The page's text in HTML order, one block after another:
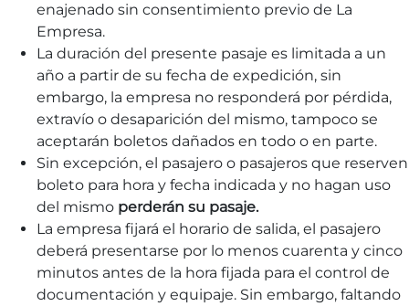
enajenado sin consentimiento previo de La
Empresa.
La duración del presente pasaje es limitada a un
año a partir de su fecha de expedición, sin
embargo, la empresa no responderá por pérdida,
extravío o desaparición del mismo, tampoco se
aceptarán boletos dañados en todo o en parte.
Sin excepción, el pasajero o pasajeros que reserven
boleto para hora y fecha indicada y no hagan uso
del mismo perderán su pasaje.
La empresa fijará el horario de salida, el pasajero
deberá presentarse por lo menos cuarenta y cinco
minutos antes de la hora fijada para el control de
documentación y equipaje. Sin embargo, faltando